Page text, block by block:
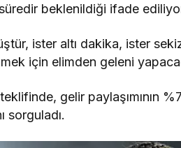
beklenildiği ifade
ister altı dakika, ister
için elimden geleni
gelir paylaşımının
sorguladı.